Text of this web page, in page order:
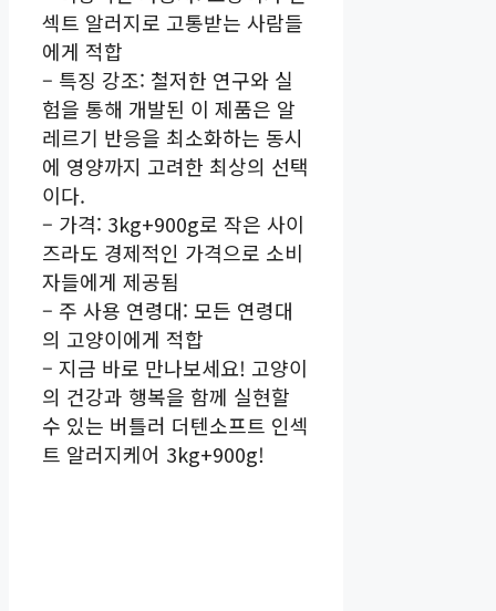
섹트 알러지로 고통받는 사람들
에게 적합
– 특징 강조: 철저한 연구와 실
험을 통해 개발된 이 제품은 알
레르기 반응을 최소화하는 동시
에 영양까지 고려한 최상의 선택
이다.
– 가격: 3kg+900g로 작은 사이
즈라도 경제적인 가격으로 소비
자들에게 제공됨
– 주 사용 연령대: 모든 연령대
의 고양이에게 적합
– 지금 바로 만나보세요! 고양이
의 건강과 행복을 함께 실현할
수 있는 버틀러 더텐소프트 인섹
트 알러지케어 3kg+900g!